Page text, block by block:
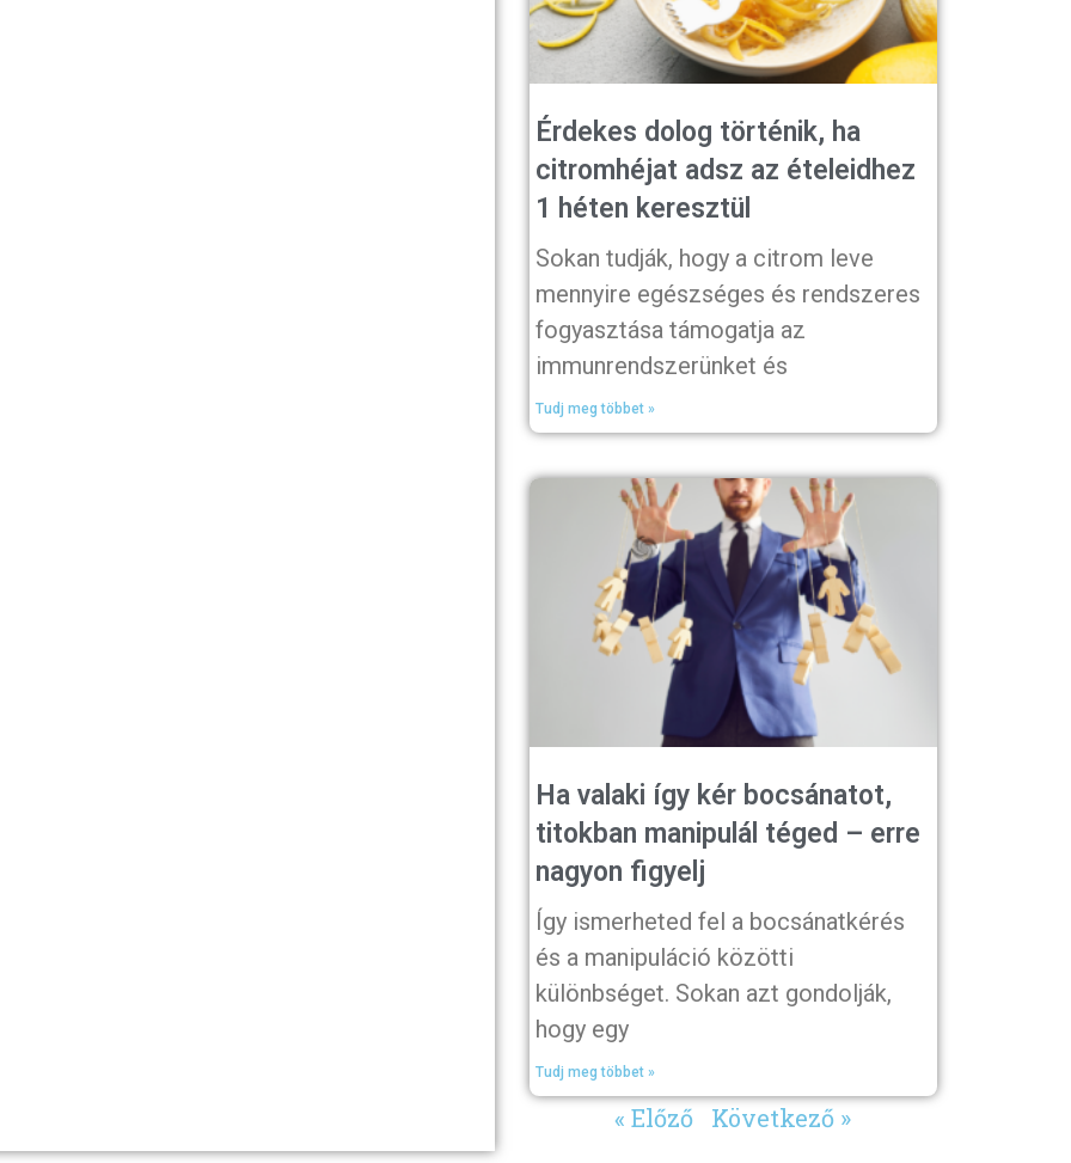
Érdekes dolog történik, ha
citromhéjat adsz az ételeidhez
1 héten keresztül
Sokan tudják, hogy a citrom leve
mennyire egészséges és rendszeres
fogyasztása támogatja az
immunrendszerünket és
Tudj meg többet »
Ha valaki így kér bocsánatot,
titokban manipulál téged – erre
nagyon figyelj
Így ismerheted fel a bocsánatkérés
és a manipuláció közötti
különbséget. Sokan azt gondolják,
hogy egy
Tudj meg többet »
« Előző Következő »